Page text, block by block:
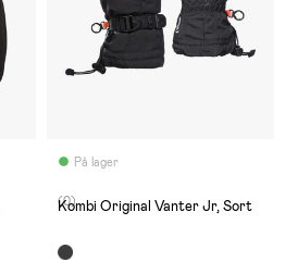
På lager
(0)
Kombi Original Vanter Jr, Sort